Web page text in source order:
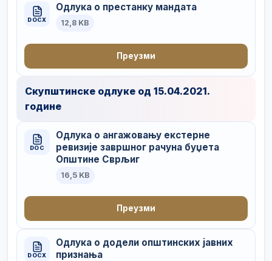
DOCX
Одлука о престанку мандата
12,8 KB
Преузми
Скупштинске одлуке од 15.04.2021.
године
DOC
Одлука о ангажовању екстерне
ревизије завршног рачуна буџета
Општине Сврљиг
16,5 KB
Преузми
DOCX
Одлука о додели општинских јавних
признања